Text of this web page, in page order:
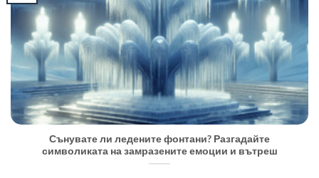
Сънувате ли ледените фонтани? Разгадайте
символиката на замразените емоции и вътреш